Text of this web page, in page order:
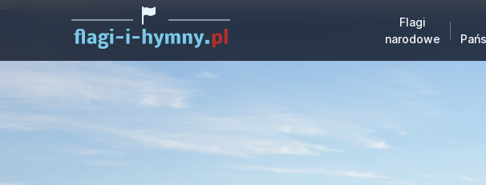
Flagi
narodowe